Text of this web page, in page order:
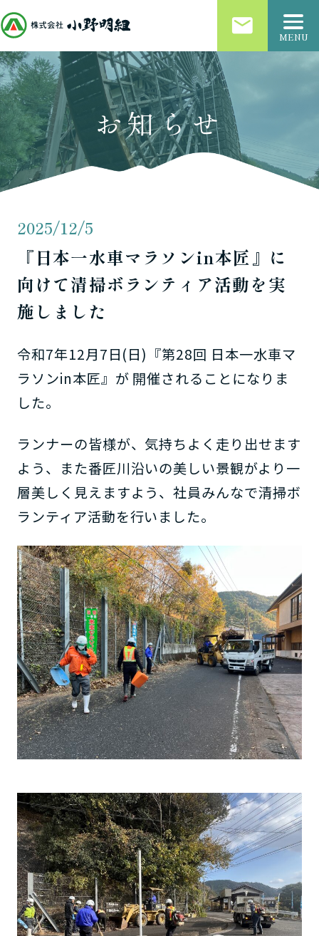
email MENU
お知らせ
2025/12/5
『日本一水車マラソンin本匠』に
向けて清掃ボランティア活動を実
施しました
令和7年12月7日(日)『第28回 日本一水車マ
ラソンin本匠』が 開催されることになりま
した。
ランナーの皆様が、気持ちよく走り出せます
よう、また番匠川沿いの美しい景観がより一
層美しく見えますよう、社員みんなで清掃ボ
ランティア活動を行いました。